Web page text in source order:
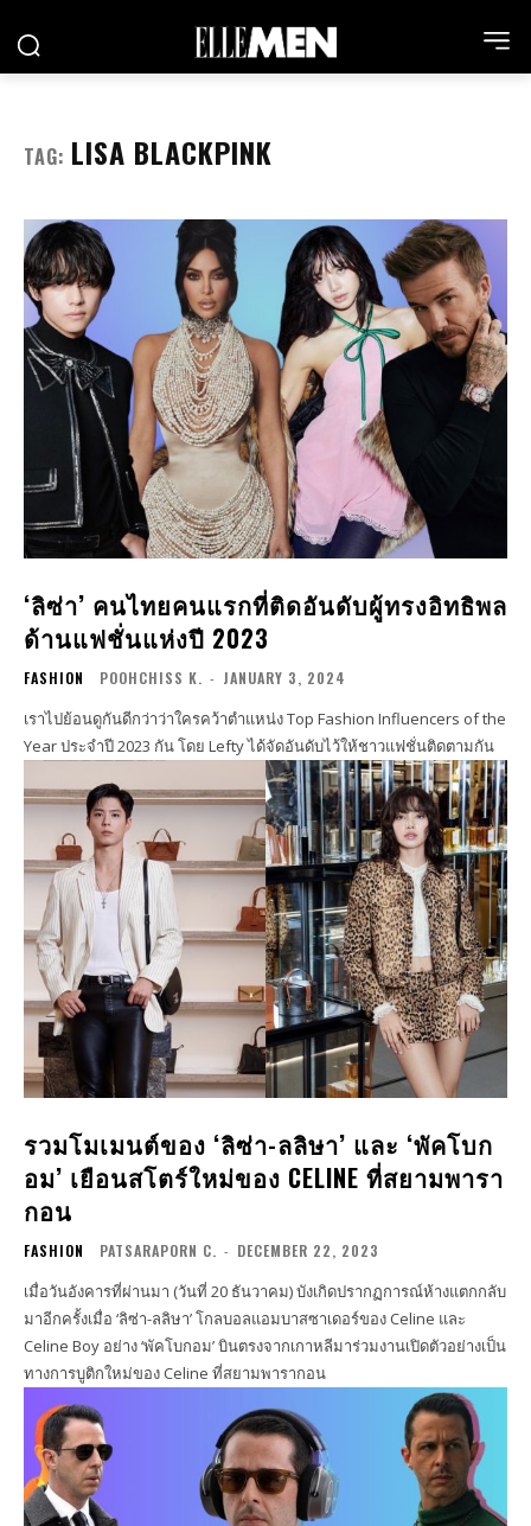
TAG: LISA BLACKPINK
‘ลิซ่า’ คนไทยคนแรกที่ติดอันดับผู้ทรงอิทธิพล
ด้านแฟชั่นแห่งปี 2023
FASHION POOHCHISS K. - JANUARY 3, 2024
เราไปย้อนดูกันดีกว่าว่าใครคว้าตำแหน่ง Top Fashion Influencers of the
Year ประจำปี 2023 กัน โดย Lefty ได้จัดอันดับไว้ให้ชาวแฟชั่นติดตามกัน
รวมโมเมนต์ของ ‘ลิซ่า-ลลิษา’ และ ‘พัคโบก
อม’ เยือนสโตร์ใหม่ของ CELINE ที่สยามพารา
กอน
FASHION PATSARAPORN C. - DECEMBER 22, 2023
เมื่อวันอังคารที่ผ่านมา (วันที่ 20 ธันวาคม) บังเกิดปรากฏการณ์ห้างแตกกลับ
มาอีกครั้งเมื่อ ‘ลิซ่า-ลลิษา’ โกลบอลแอมบาสซาเดอร์ของ Celine และ
Celine Boy อย่าง ‘พัคโบกอม’ บินตรงจากเกาหลีมาร่วมงานเปิดตัวอย่างเป็น
ทางการบูติกใหม่ของ Celine ที่สยามพารากอน